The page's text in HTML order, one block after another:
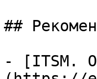
##
- [ITSM.